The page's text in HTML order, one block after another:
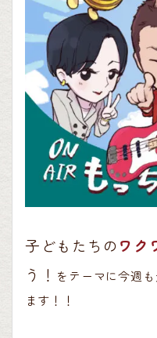
子どもたちのワク
う！ をテーマに今週
ます！！